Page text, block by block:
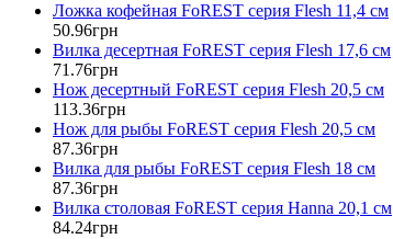
Ложка кофейная FoREST серия Flesh 11,4 см
50.96грн
Вилка десертная FoREST серия Flesh 17,6 см
71 .76грн
Нож десертный FoREST серия Flesh 20,5 см
113.36грн
Нож для рыбы FoREST серия Flesh 20,5 см
87.36грн
Вилка для рыбы FoREST серия Flesh 18 см
87.36грн
Вилка столовая FoREST серия Hanna 20,1 см
84.24грн